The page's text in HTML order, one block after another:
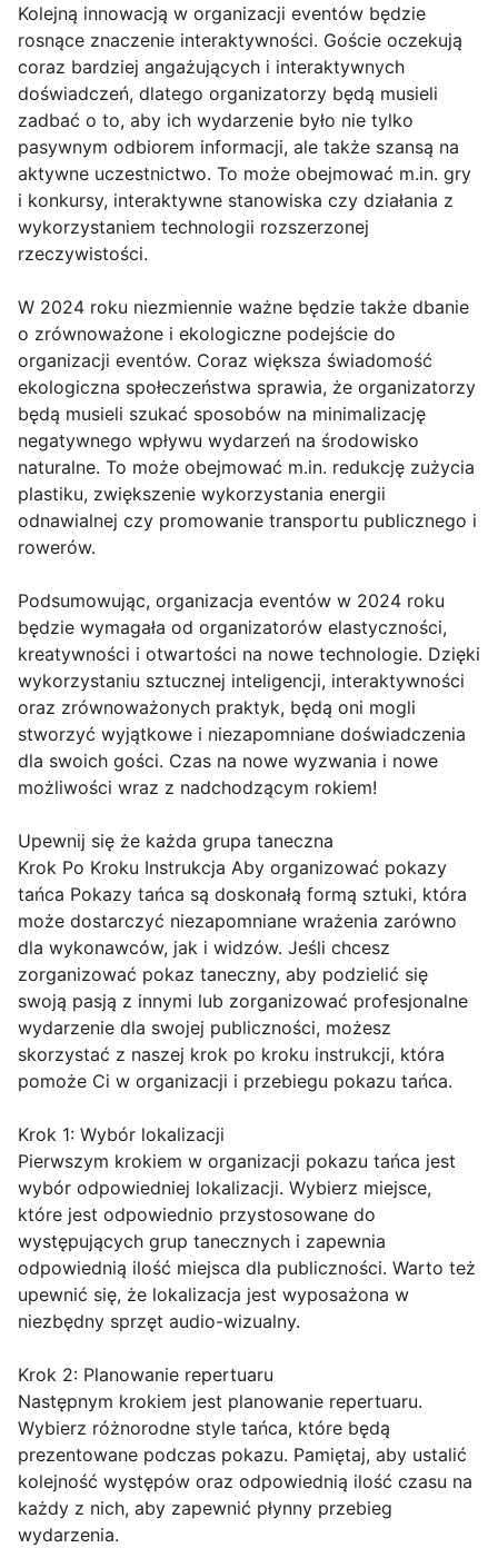
Kolejną innowacją w organizacji eventów będzie
rosnące znaczenie interaktywności. Goście oczekują
coraz bardziej angażujących i interaktywnych
doświadczeń, dlatego organizatorzy będą musieli
zadbać o to, aby ich wydarzenie było nie tylko
pasywnym odbiorem informacji, ale także szansą na
aktywne uczestnictwo. To może obejmować m.in. gry
i konkursy, interaktywne stanowiska czy działania z
wykorzystaniem technologii rozszerzonej
rzeczywistości.
W 2024 roku niezmiennie ważne będzie także dbanie
o zrównoważone i ekologiczne podejście do
organizacji eventów. Coraz większa świadomość
ekologiczna społeczeństwa sprawia, że organizatorzy
będą musieli szukać sposobów na minimalizację
negatywnego wpływu wydarzeń na środowisko
naturalne. To może obejmować m.in. redukcję zużycia
plastiku, zwiększenie wykorzystania energii
odnawialnej czy promowanie transportu publicznego i
rowerów.
Podsumowując, organizacja eventów w 2024 roku
będzie wymagała od organizatorów elastyczności,
kreatywności i otwartości na nowe technologie. Dzięki
wykorzystaniu sztucznej inteligencji, interaktywności
oraz zrównoważonych praktyk, będą oni mogli
stworzyć wyjątkowe i niezapomniane doświadczenia
dla swoich gości. Czas na nowe wyzwania i nowe
możliwości wraz z nadchodzącym rokiem!
Upewnij się że każda grupa taneczna
Krok Po Kroku Instrukcja Aby organizować pokazy
tańca Pokazy tańca są doskonałą formą sztuki, która
może dostarczyć niezapomniane wrażenia zarówno
dla wykonawców, jak i widzów. Jeśli chcesz
zorganizować pokaz taneczny, aby podzielić się
swoją pasją z innymi lub zorganizować profesjonalne
wydarzenie dla swojej publiczności, możesz
skorzystać z naszej krok po kroku instrukcji, która
pomoże Ci w organizacji i przebiegu pokazu tańca.
Krok 1: Wybór lokalizacji
Pierwszym krokiem w organizacji pokazu tańca jest
wybór odpowiedniej lokalizacji. Wybierz miejsce,
które jest odpowiednio przystosowane do
występujących grup tanecznych i zapewnia
odpowiednią ilość miejsca dla publiczności. Warto też
upewnić się, że lokalizacja jest wyposażona w
niezbędny sprzęt audio-wizualny.
Krok 2: Planowanie repertuaru
Następnym krokiem jest planowanie repertuaru.
Wybierz różnorodne style tańca, które będą
prezentowane podczas pokazu. Pamiętaj, aby ustalić
kolejność występów oraz odpowiednią ilość czasu na
każdy z nich, aby zapewnić płynny przebieg
wydarzenia.